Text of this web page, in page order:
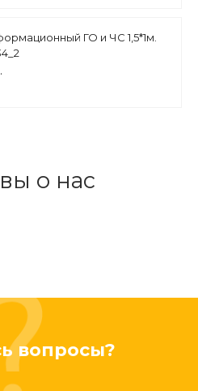
ГО и ЧС 1,5*1м.
о нас
вопросы?